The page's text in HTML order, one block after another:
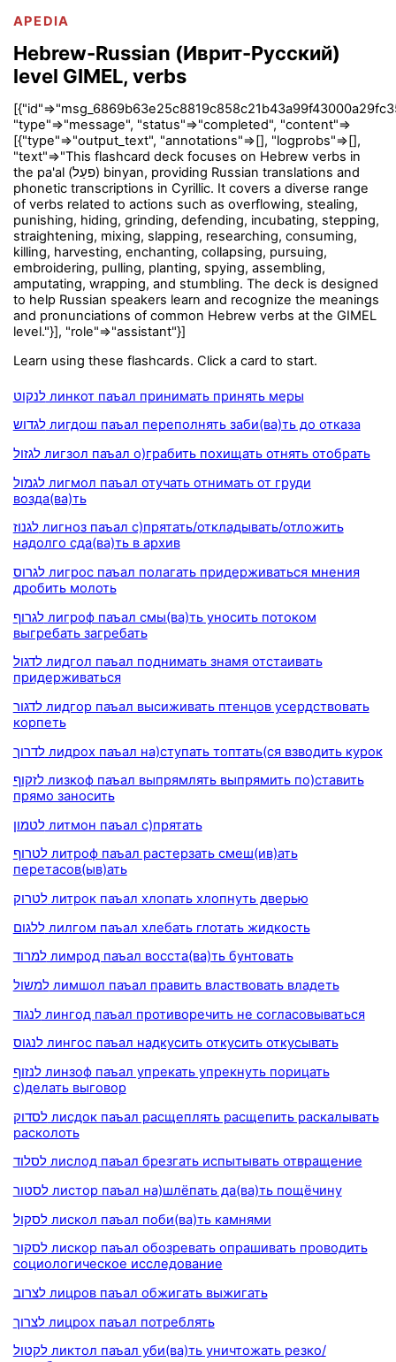
APEDIA
Hebrew-Russian (Иврит-Русский)
level GIMEL, verbs
"type"=>"message", "status"=>"completed", "content"=>
[{"type"=>"output_text", "annotations"=>[], "logprobs"=>[],
"text"=>"This flashcard deck focuses on Hebrew verbs in
the pa'al (פעַל) binyan, providing Russian translations and
phonetic transcriptions in Cyrillic. It covers a diverse range
of verbs related to actions such as overflowing, stealing,
punishing, hiding, grinding, defending, incubating, stepping,
straightening, mixing, slapping, researching, consuming,
killing, harvesting, enchanting, collapsing, pursuing,
embroidering, pulling, planting, spying, assembling,
amputating, wrapping, and stumbling. The deck is designed
to help Russian speakers learn and recognize the meanings
and pronunciations of common Hebrew verbs at the GIMEL
level."}], "role"=>"assistant"}]
Learn using these flashcards. Click a card to start.
לנקוט линкот паъал принимать принять меры
לגדוש лигдош паъал переполнять заби(ва)ть до отказа
לגזול лигзол паъал о)грабить похищать отнять отобрать
לגמול лигмол паъал отучать отнимать от груди
возда(ва)ть
לגנוז лигноз паъал с)прятать/откладывать/отложить
надолго сда(ва)ть в архив
לגרוס лигрос паъал полагать придерживаться мнения
дробить молоть
לגרוף лигроф паъал смы(ва)ть уносить потоком
выгребать загребать
לדגול лидгол паъал поднимать знамя отстаивать
придерживаться
לדגור лидгор паъал высиживать птенцов усердствовать
корпеть
לדרוך лидрох паъал на)ступать топтать(ся взводить курок
לזקוף лизкоф паъал выпрямлять выпрямить по)ставить
прямо заносить
לטמון литмон паъал с)прятать
לטרוף литроф паъал растерзать смеш(ив)ать
перетасов(ыв)ать
לטרוק литрок паъал хлопать хлопнуть дверью
ללגום лилгом паъал хлебать глотать жидкость
למרוד лимрод паъал восста(ва)ть бунтовать
למשול лимшол паъал править властвовать владеть
לנגוד лингод паъал противоречить не согласовываться
לנגוס лингос паъал надкусить откусить откусывать
לנזוף линзоф паъал упрекать упрекнуть порицать
с)делать выговор
לסדוק лисдок паъал расщеплять расщепить раскалывать
расколоть
לסלוד лислод паъал брезгать испытывать отвращение
לסטור листор паъал на)шлёпать да(ва)ть пощёчину
לסקול лискол паъал поби(ва)ть камнями
לסקור лискор паъал обозревать опрашивать проводить
социологическое исследование
לצרוב лицров паъал обжигать выжигать
לצרוך лицрох паъал потреблять
לקטול ликтол паъал уби(ва)ть уничтожать резко/